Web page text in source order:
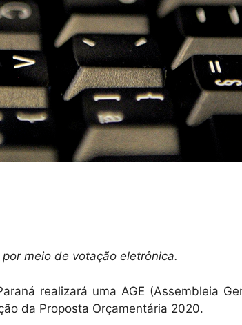
meio de votação eletrônica.
realizará uma AGE (Assembleia
da Proposta Orçamentária 2020.